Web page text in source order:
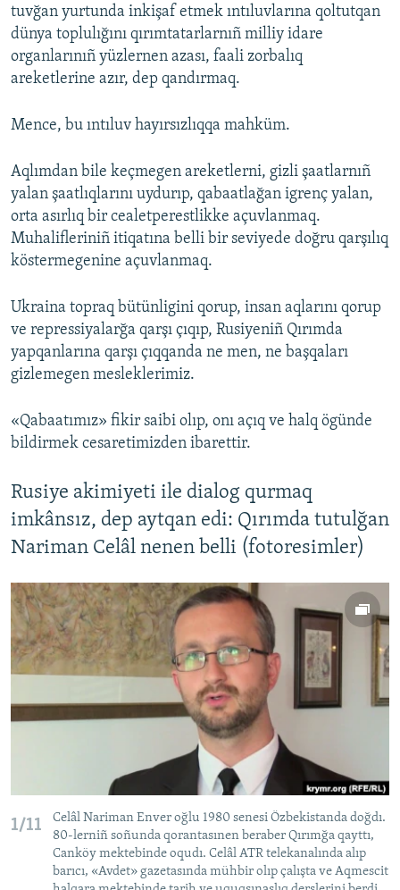
tuvğan yurtunda inkişaf etmek ıntıluvlarına qoltutqan
dünya toplulığını qırımtatarlarnıñ milliy idare
organlarınıñ yüzlernen azası, faali zorbalıq
areketlerine azır, dep qandırmaq.
Mence, bu ıntıluv hayırsızlıqqa mahküm.
Aqlımdan bile keçmegen areketlerni, gizli şaatlarnıñ
yalan şaatlıqlarını uydurıp, qabaatlağan igrenç yalan,
orta asırlıq bir cealetperestlikke açuvlanmaq.
Muhalifleriniñ itiqatına belli bir seviyede doğru qarşılıq
köstermegenine açuvlanmaq.
Ukraina topraq bütünligini qorup, insan aqlarını qorup
ve repressiyalarğa qarşı çıqıp, Rusiyeniñ Qırımda
yapqanlarına qarşı çıqqanda ne men, ne başqaları
gizlemegen mesleklerimiz.
«Qabaatımız» fikir saibi olıp, onı açıq ve halq ögünde
bildirmek cesaretimizden ibarettir.
Rusiye akimiyeti ile dialog qurmaq
imkânsız, dep aytqan edi: Qırımda tutulğan
Nariman Celâl nenen belli (fotoresimler)
1/11
Celâl Nariman Enver oğlu 1980 senesi Özbekistanda doğdı.
80-lerniñ soñunda qorantasınen beraber Qırımğa qayttı,
Canköy mektebinde oqudı. Celâl ATR telekanalında alıp
barıcı, «Avdet» gazetasında mühbir olıp çalışta ve Aqmescit